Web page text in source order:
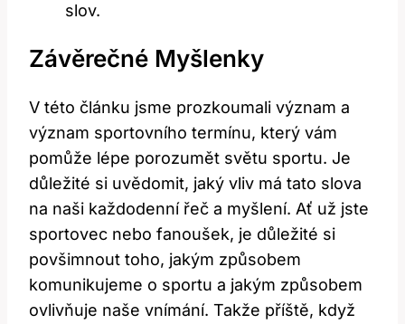
slov.
Závěrečné Myšlenky
V této článku jsme prozkoumali význam a
význam sportovního termínu, který vám
pomůže lépe porozumět světu sportu. Je
důležité si uvědomit, jaký vliv má tato slova
na naši každodenní řeč a myšlení. Ať už jste
sportovec nebo fanoušek, je důležité si
povšimnout toho, jakým způsobem
komunikujeme o sportu a jakým způsobem
ovlivňuje naše vnímání. Takže příště, když